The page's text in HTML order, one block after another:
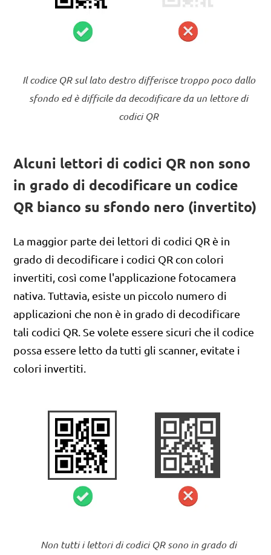
Il codice QR sul lato destro differisce troppo poco dallo
sfondo ed è difficile da decodificare da un lettore di
codici QR
Alcuni lettori di codici QR non sono
in grado di decodificare un codice
QR bianco su sfondo nero (invertito)
La maggior parte dei lettori di codici QR è in
grado di decodificare i codici QR con colori
invertiti, così come l'applicazione fotocamera
nativa. Tuttavia, esiste un piccolo numero di
applicazioni che non è in grado di decodificare
tali codici QR. Se volete essere sicuri che il codice
possa essere letto da tutti gli scanner, evitate i
colori invertiti.
Non tutti i lettori di codici QR sono in grado di